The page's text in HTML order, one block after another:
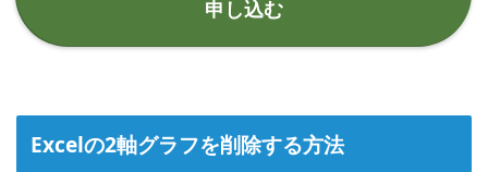
申し込む
Excelの2軸グラフを削除する方法